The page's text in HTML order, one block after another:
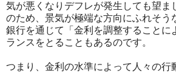
気が悪くなりデフレが発生しても望ま
のため、景気が極端な方向にふれそう
銀行を通じて「金利を調整することに
ランスをとることもあるのです。
つまり、金利の水準によって人々の行